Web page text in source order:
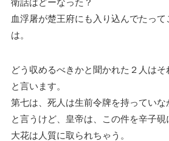
衛話はどーなった？
血浮屠が楚王府にも入り込んでたって
は。
どう収めるべきかと聞かれた２人は
と言います。
第七は、死人は生前令牌を持っていな
と言うけど、皇帝は、この件を辛子
大花は人質に取られちゃう。